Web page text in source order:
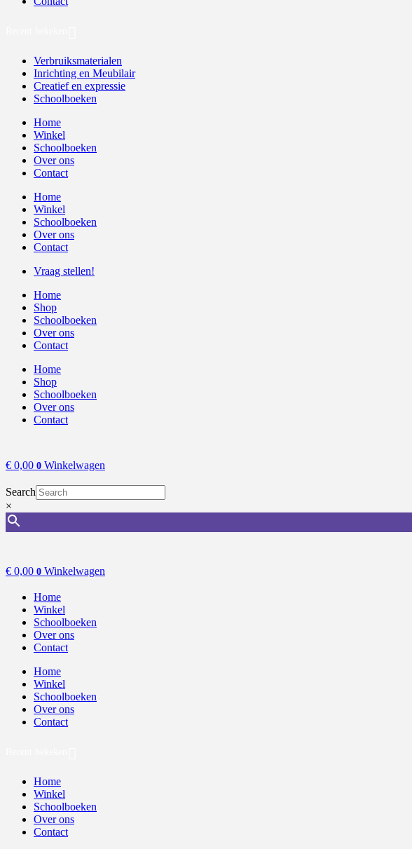
Verbruiksmaterialen
Inrichting en Meubilair
Creatief en expressie
Schoolboeken
Home
Winkel
Schoolboeken
Over ons
Contact
Home
Winkel
Schoolboeken
Over ons
Contact
Vraag stellen!
Home
Shop
Schoolboeken
Over ons
Contact
Home
Shop
Schoolboeken
Over ons
Contact
€ 0,00 0 Winkelwagen
Search
×
€ 0,00 0 Winkelwagen
Home
Winkel
Schoolboeken
Over ons
Contact
Home
Winkel
Schoolboeken
Over ons
Contact
Home
Winkel
Schoolboeken
Over ons
Contact